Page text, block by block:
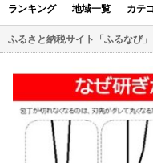
ランキング 地域一覧 カテ
ふるさと納税サイト「ふるなび」